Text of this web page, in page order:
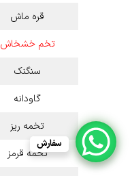
قره ماش
تخم خشخاش
سنگنک
گاودانه
تخمه ریز
تخمه قرمز
سفارش